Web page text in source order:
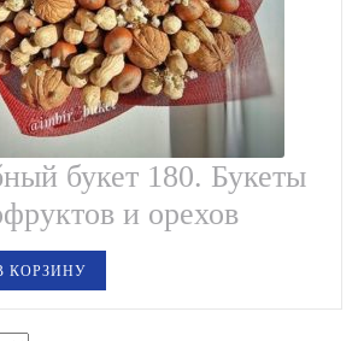
букет 180. Букеты
и орехов
КОРЗИНУ